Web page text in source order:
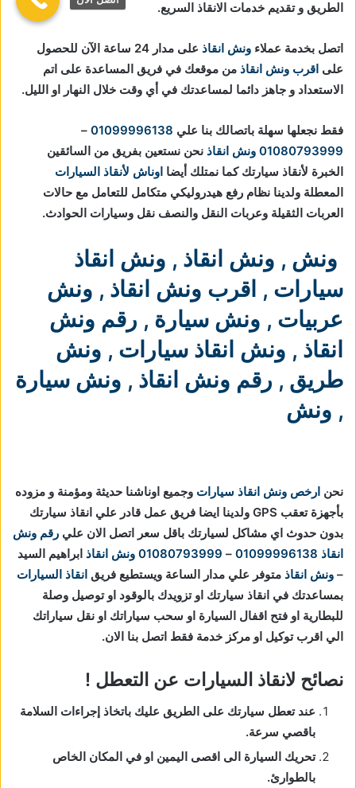
الطريق و تقديم خدمات الانقاذ السريع.
اتصل بخدمة عملاء ونش انقاذ
على مدار 24 ساعة الآن للحصول
على اقرب ونش انقاذ من موقعك في فريق المساعدة على اتم
الاستعداد و جاهز دائما لمساعدتك في أي وقت خلال النهار او الليل.
فقط نجعلها سهلة باتصالك بنا علي 01099996138
–
01080793999 ونش انقاذ نحن نستعين بفريق من السائقين
الخبرة لأنقاذ سيارتك كما نمتلك أيضا اوناش لأنقاذ السيارات
المعطلة ولدينا نظام رفع هيدروليكي متكامل للتعامل مع حالات
العربات الثقيلة وعربات النقل والنصف نقل وسيارات الحوادث.
ونش , ونش انقاذ , ونش انقاذ
سيارات , اقرب ونش انقاذ , ونش
عربيات , ونش سيارة , رقم ونش
انقاذ , ونش انقاذ سيارات , ونش
طريق , رقم ونش انقاذ , ونش سيارة
, ونش
نحن ارخص ونش انقاذ سيارات وجميع اوناشنا حديثة ومؤمنة و مزوده
بأجهزة تعقب GPS ولدينا ايضا فريق عمل قادر علي انقاذ سيارتك
بدون حدوث اي مشاكل لسيارتك باقل سعر اتصل الان علي رقم ونش
انقاذ 01099996138
–
01080793999 ونش انقاذ ابراهيم السيد
– ونش انقاذ متوفر علي مدار الساعة ويستطيع فريق انقاذ السيارات
بمساعدتك في انقاذ سيارتك او تزويدك بالوقود او توصيل وصلة
للبطارية او فتح اقفال السيارة او سحب سياراتك او نقل سياراتك
الي اقرب توكيل او مركز خدمة فقط اتصل بنا الان.
نصائح لانقاذ السيارات عن التعطل !
عند تعطل سيارتك على الطريق عليك باتخاذ إجراءات السلامة
باقصي سرعة.
تحريك السيارة الى اقصى اليمين او في المكان الخاص
بالطوارئ.